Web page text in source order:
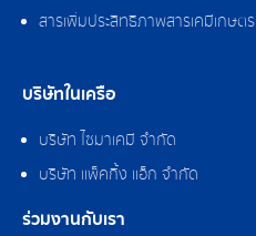
สารเพิ่มประสิทธิภาพสารเคมีเกษตร
บริษัทในเครือ
บริษัท ไซมาเคมี จำกัด
บริษัท แพ็คกิ้ง แอ็ก จำกัด
ร่วมงานกับเรา